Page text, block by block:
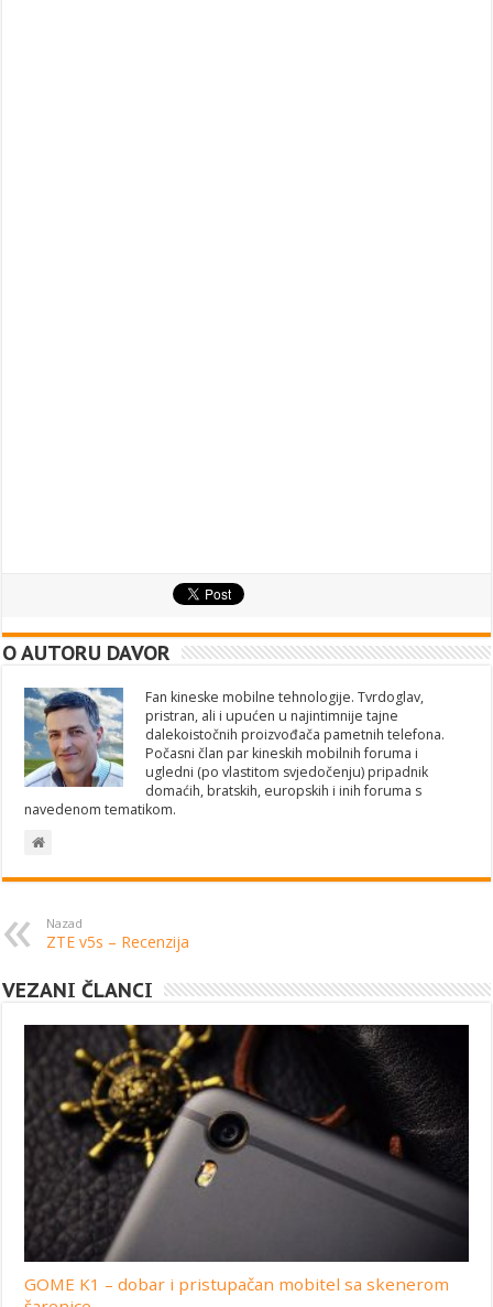
O AUTORU DAVOR
Fan kineske mobilne tehnologije. Tvrdoglav,
pristran, ali i upućen u najintimnije tajne
dalekoistočnih proizvođača pametnih telefona.
Počasni član par kineskih mobilnih foruma i
ugledni (po vlastitom svjedočenju) pripadnik
domaćih, bratskih, europskih i inih foruma s
navedenom tematikom.
Nazad
ZTE v5s – Recenzija
VEZANI ČLANCI
GOME K1 – dobar i pristupačan mobitel sa skenerom